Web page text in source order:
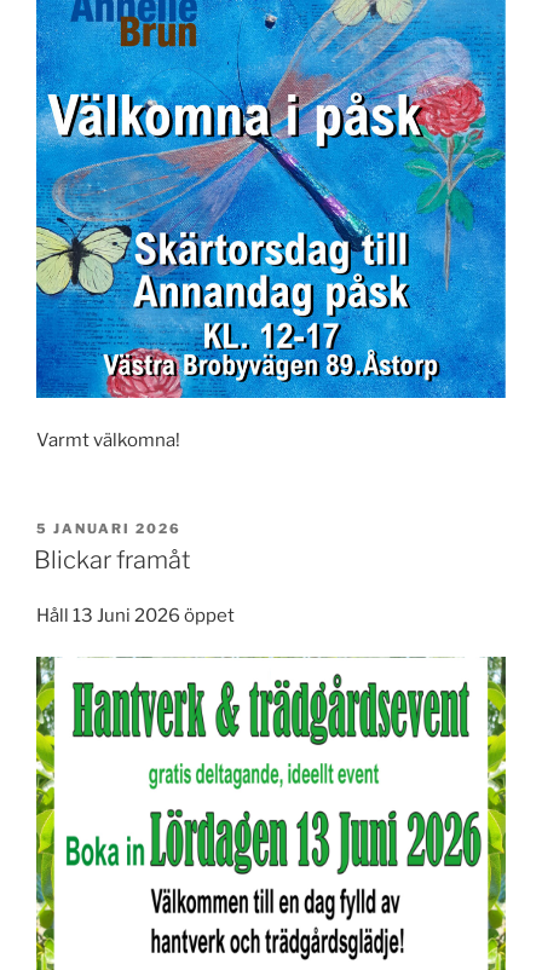
Varmt välkomna!
PUBLICERAT
5 JANUARI 2026
Blickar framåt
Håll 13 Juni 2026 öppet